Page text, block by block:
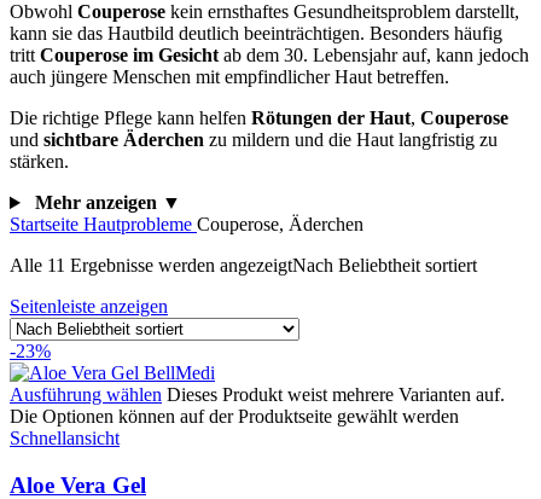
Obwohl Couperose kein ernsthaftes Gesundheitsproblem darstellt,
kann sie das Hautbild deutlich beeinträchtigen. Besonders häufig
tritt Couperose im Gesicht ab dem 30. Lebensjahr auf, kann jedoch
auch jüngere Menschen mit empfindlicher Haut betreffen.
Die richtige Pflege kann helfen Rötungen der Haut, Couperose
und sichtbare Äderchen zu mildern und die Haut langfristig zu
stärken.
Mehr anzeigen ▼
Startseite Hautprobleme Couperose, Äderchen
Alle 11 Ergebnisse werden angezeigtNach Beliebtheit sortiert
Seitenleiste anzeigen
-23%
Ausführung wählen Dieses Produkt weist mehrere Varianten auf.
Die Optionen können auf der Produktseite gewählt werden
Schnellansicht
Aloe Vera Gel